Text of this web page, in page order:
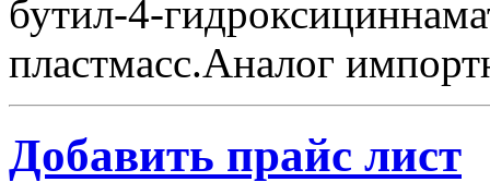
бутил-4-
пластмасс.Аналог
Добавить прайс лист